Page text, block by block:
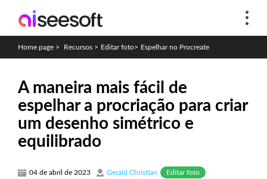
Home page > Recursos > Editar foto> Espelhar no Procreate
A maneira mais fácil de
espelhar a procriação para criar
um desenho simétrico e
equilibrado
04 de abril de 2023 Gerald Christian Editar foto